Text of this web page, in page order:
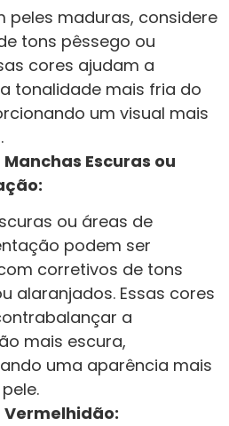
peles maduras, considere
tons pêssego ou
cores ajudam a
tonalidade mais fria do
um visual mais
Escuras ou
ou áreas de
podem ser
corretivos de tons
alaranjados. Essas cores
a
mais escura,
uma aparência mais